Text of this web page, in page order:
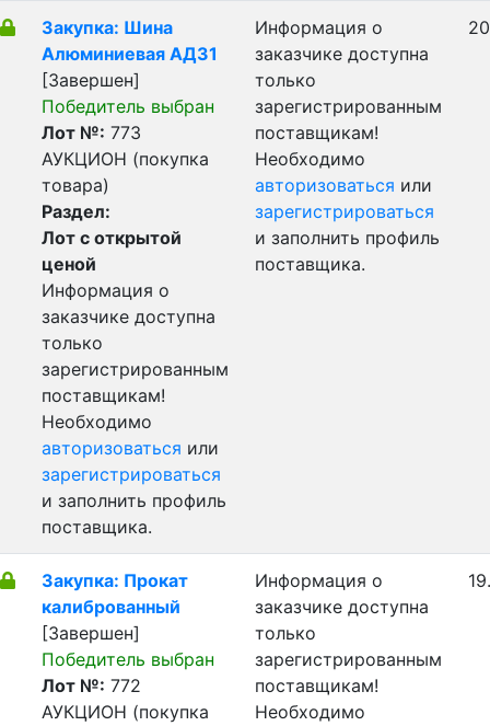
Закупка: Шина
Алюминиевая АД31
[Завершен]
Победитель выбран
Лот №: 773
АУКЦИОН (покупка
товара)
Раздел:
Лот с открытой
ценой
Информация о
заказчике доступна
только
зарегистрированным
поставщикам!
Необходимо
авторизоваться или
зарегистрироваться
и заполнить профиль
поставщика.
Информация о
заказчике доступна
только
зарегистрированным
поставщикам!
Необходимо
авторизоваться или
зарегистрироваться
и заполнить профиль
поставщика.
Закупка: Прокат
калиброванный
[Завершен]
Победитель выбран
Лот №: 772
АУКЦИОН (покупка
Информация о
заказчике доступна
только
зарегистрированным
поставщикам!
Необходимо